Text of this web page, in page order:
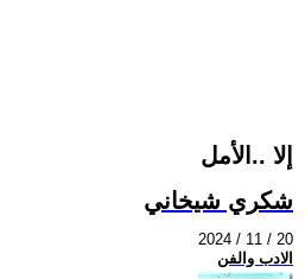
إلا ..الأمل
شكري شيخاني
2024 / 11 / 20
الادب والفن